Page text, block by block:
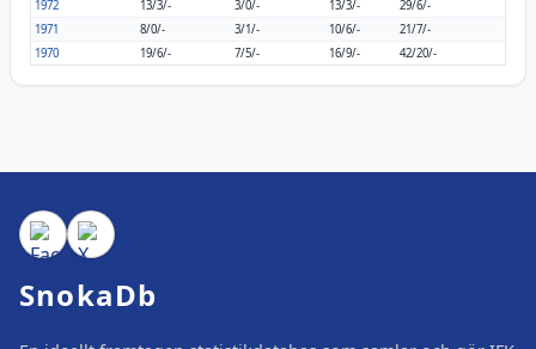
1972
13/3/- 3/0/- 13/3/-
29/6/-
1971
8/0/- 3/1/- 10/6/-
21/7/-
1970
19/6/- 7/5/- 16/9/- 42/20/-
SnokaDb